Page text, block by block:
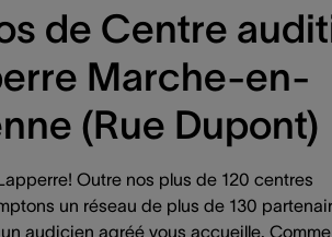
de Centre
Marche-en-
(Rue Dupont)
Outre nos plus de 120 centres
un réseau de plus de 130
audicien agréé vous accueille.